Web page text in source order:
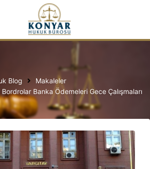
Bürosu |
Blog
Makaleler
Bordrolar Banka Ödemeleri Gece Çalışmaları